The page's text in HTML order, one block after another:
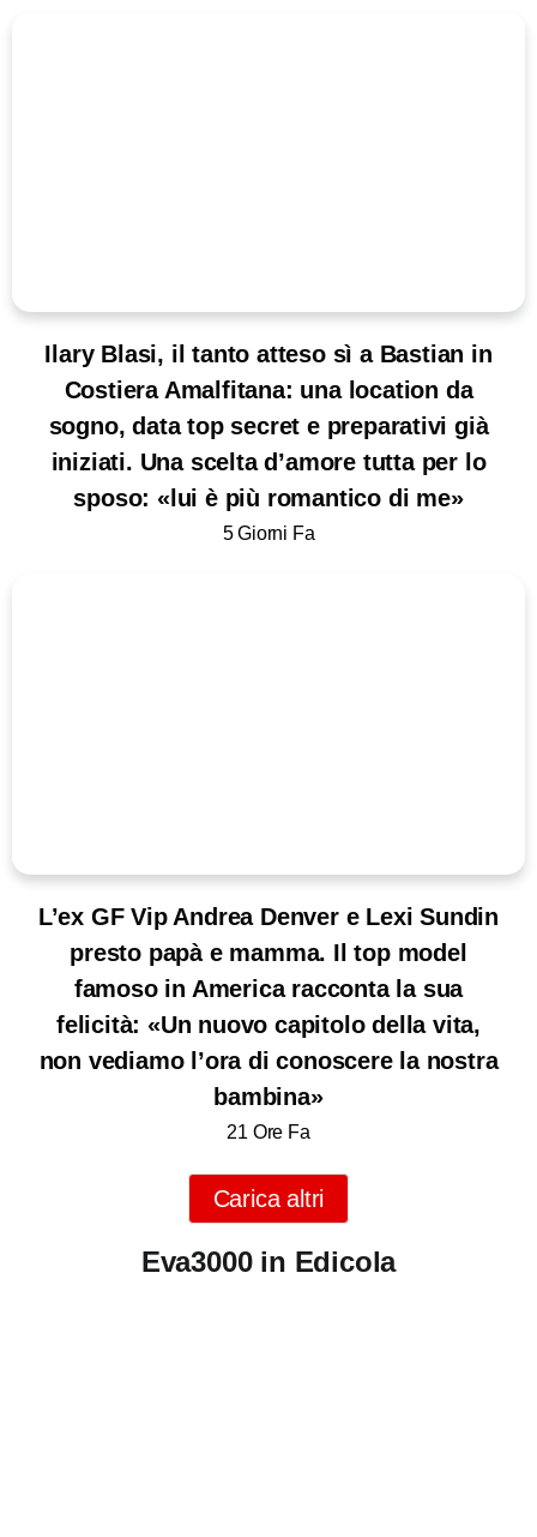
Ilary Blasi, il tanto atteso sì a Bastian in
Costiera Amalfitana: una location da
sogno, data top secret e preparativi già
iniziati. Una scelta d’amore tutta per lo
sposo: «lui è più romantico di me»
5 Giorni Fa
L’ex GF Vip Andrea Denver e Lexi Sundin
presto papà e mamma. Il top model
famoso in America racconta la sua
felicità: «Un nuovo capitolo della vita,
non vediamo l’ora di conoscere la nostra
bambina»
21 Ore Fa
Carica altri
Eva3000 in Edicola